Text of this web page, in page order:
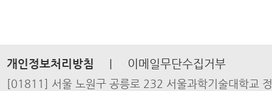
개인정보처리방침 이메일무단수집거부
[01811] 서울 노원구 공릉로 232 서울과학기술대학교